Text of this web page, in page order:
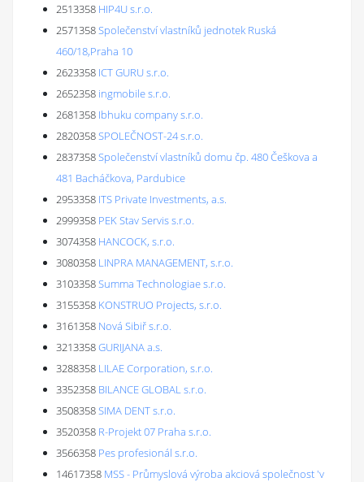
2513358 HIP4U s.r.o.
2571358Společenství vlastníků jednotek Ruská
460/18,Praha 10
2623358 ICT GURU s.r.o.
2652358 ingmobile s.r.o.
2681358 Ibhuku company s.r.o.
2820358SPOLEČNOST-24 s.r.o.
2837358Společenství vlastníků domu čp. 480 Češkova a
481 Bacháčkova, Pardubice
2953358 ITS Private Investments, a.s.
2999358 PEK Stav Servis s.r.o.
3074358 HANCOCK, s.r.o.
3080358 LINPRA MANAGEMENT, s.r.o.
3103358Summa Technologiae s.r.o.
3155358 KONSTRUO Projects, s.r.o.
3161358 Nová Sibiř s.r.o.
3213358GURIJANA a.s.
3288358 LILAE Corporation, s.r.o.
3352358 BILANCE GLOBAL s.r.o.
3508358SIMA DENT s.r.o.
3520358 R-Projekt 07 Praha s.r.o.
3566358 Pes profesionál s.r.o.
14617358 MSS - Průmyslová výroba akciová společnost 'v